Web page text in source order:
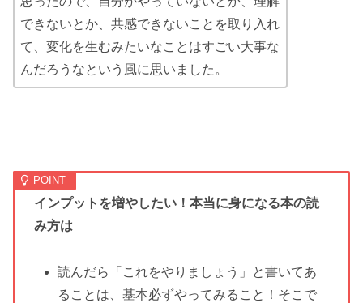
できないとか、共感できないことを取り入れ
て、変化を生むみたいなことはすごい大事な
んだろうなという風に思いました。
インプットを増やしたい！本当に身になる本の読
み方は
読んだら「これをやりましょう」と書いてあ
ることは、基本必ずやってみること！そこで